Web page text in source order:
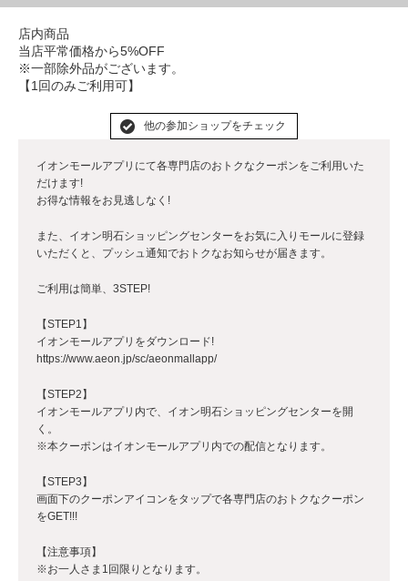
店内商品
当店平常価格から5%OFF
※一部除外品がございます。
【1回のみご利用可】
他の参加ショップをチェック
イオンモールアプリにて各専門店のおトクなクーポンをご利用いた
だけます!
お得な情報をお見逃しなく!
また、イオン明石ショッピングセンターをお気に入りモールに登録
いただくと、プッシュ通知でおトクなお知らせが届きます。
ご利用は簡単、3STEP!
【STEP1】
イオンモールアプリをダウンロード!
https://www.aeon.jp/sc/aeonmallapp/
【STEP2】
イオンモールアプリ内で、イオン明石ショッピングセンターを開
く。
※本クーポンはイオンモールアプリ内での配信となります。
【STEP3】
画面下のクーポンアイコンをタップで各専門店のおトクなクーポン
をGET!!!
【注意事項】
※お一人さま1回限りとなります。